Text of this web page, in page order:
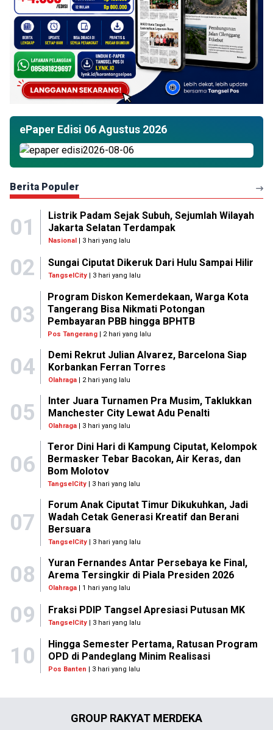
ePaper Edisi 06 Agustus 2026
Berita Populer
01
Listrik Padam Sejak Subuh, Sejumlah Wilayah
Jakarta Selatan Terdampak
Nasional| 3 hari yang lalu
02 Sungai Ciputat Dikeruk Dari Hulu Sampai Hilir
TangselCity | 3 hari yang lalu
03
Program Diskon Kemerdekaan, Warga Kota
Tangerang Bisa Nikmati Potongan
Pembayaran PBB hingga BPHTB
Pos Tangerang | 2 hari yang lalu
04
Demi Rekrut Julian Alvarez, Barcelona Siap
Korbankan Ferran Torres
Olahraga| 2 hari yang lalu
05
Inter Juara Turnamen Pra Musim, Taklukkan
Manchester City Lewat Adu Penalti
Olahraga| 3 hari yang lalu
06
Teror Dini Hari di Kampung Ciputat, Kelompok
Bermasker Tebar Bacokan, Air Keras, dan
Bom Molotov
TangselCity | 3 hari yang lalu
07
Forum Anak Ciputat Timur Dikukuhkan, Jadi
Wadah Cetak Generasi Kreatif dan Berani
Bersuara
TangselCity| 3 hari yang lalu
08
Yuran Fernandes Antar Persebaya ke Final,
Arema Tersingkir di Piala Presiden 2026
Olahraga| 1 hari yang lalu
09 Fraksi PDIP Tangsel Apresiasi Putusan MK
TangselCity | 3 hari yang lalu
10
Hingga Semester Pertama, Ratusan Program
OPD di Pandeglang Minim Realisasi
Pos Banten | 3 hari yang lalu
GROUP RAKYAT MERDEKA